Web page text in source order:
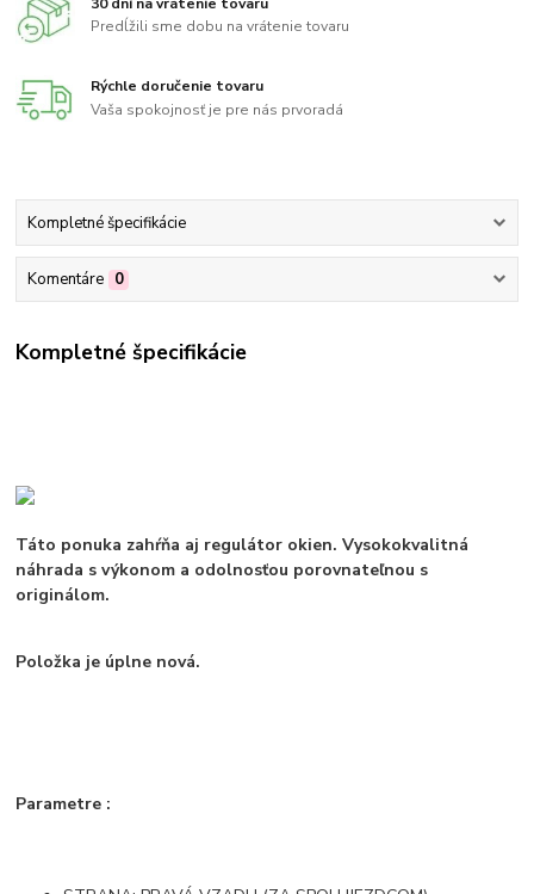
Predĺžili sme dobu na vrátenie tovaru
Rýchle doručenie tovaru
Vaša spokojnosť je pre nás prvoradá
Kompletné špecifikácie
Komentáre 0
Kompletné špecifikácie
Táto ponuka zahŕňa aj regulátor okien. Vysokokvalitná
náhrada s výkonom a odolnosťou porovnateľnou s
originálom.
Položka je úplne nová.
Parametre :